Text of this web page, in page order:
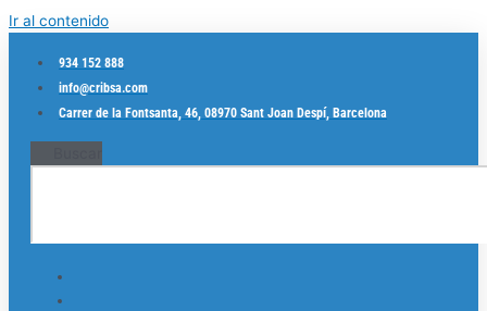
Ir al contenido
934 152 888
info@cribsa.com
Carrer de la Fontsanta, 46, 08970 Sant Joan Despí, Barcelona